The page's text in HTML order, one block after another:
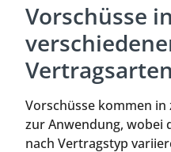
Vorschüsse in
Vertragsarten
Vorschüsse kommen
zur Anwendung, wobei
nach Vertragstyp